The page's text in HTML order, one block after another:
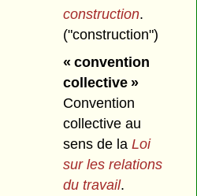
construction.
("construction")
« convention
collective »
Convention
collective au
sens de la Loi
sur les relations
du travail.